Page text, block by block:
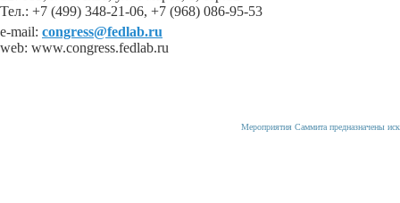
Тел.: +7 (499) 348-21-06, +7 (968) 086-95-53
e-mail: congress@fedlab.ru
web: www.congress.fedlab.ru
Мероприятия Саммита предназначены